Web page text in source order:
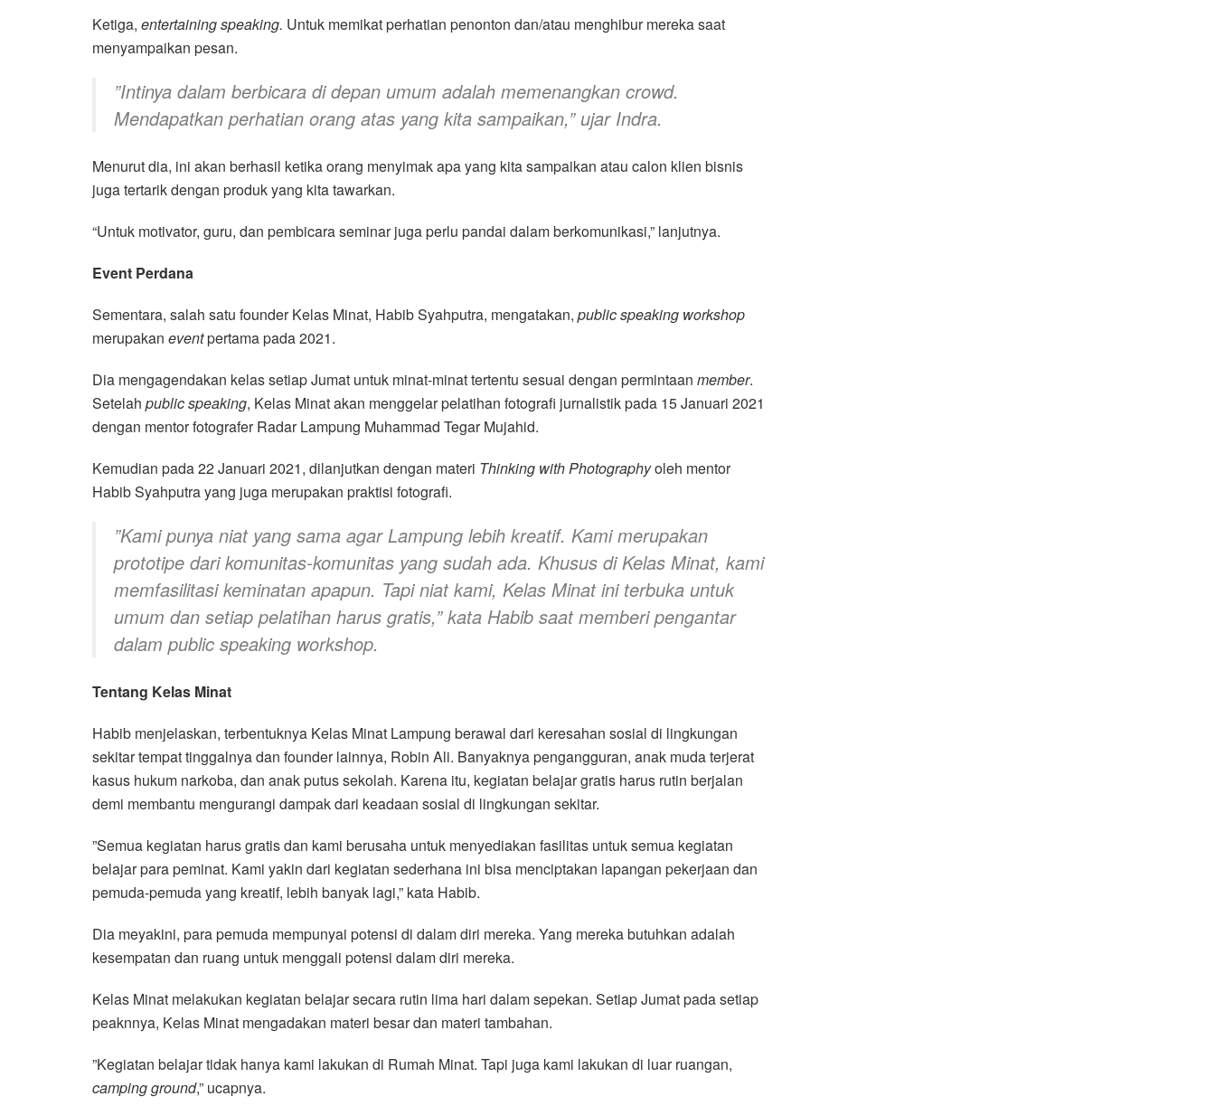
Ketiga, entertaining speaking. Untuk memikat perhatian penonton dan/atau menghibur mereka saat
menyampaikan pesan.
”Intinya dalam berbicara di depan umum adalah memenangkan crowd.
Mendapatkan perhatian orang atas yang kita sampaikan,” ujar Indra.
Menurut dia, ini akan berhasil ketika orang menyimak apa yang kita sampaikan atau calon klien bisnis
juga tertarik dengan produk yang kita tawarkan.
“Untuk motivator, guru, dan pembicara seminar juga perlu pandai dalam berkomunikasi,” lanjutnya.
Event Perdana
Sementara, salah satu founder Kelas Minat, Habib Syahputra, mengatakan, public speaking workshop
merupakan eventpertama pada 2021.
Dia mengagendakan kelas setiap Jumat untuk minat-minat tertentu sesuai dengan permintaan member.
Setelah public speaking, Kelas Minat akan menggelar pelatihan fotografi jurnalistik pada 15 Januari 2021
dengan mentor fotografer Radar Lampung Muhammad Tegar Mujahid.
Kemudian pada 22 Januari 2021, dilanjutkan dengan materi Thinking with Photographyoleh mentor
Habib Syahputra yang juga merupakan praktisi fotografi.
”Kami punya niat yang sama agar Lampung lebih kreatif. Kami merupakan
prototipe dari komunitas-komunitas yang sudah ada. Khusus di Kelas Minat, kami
memfasilitasi keminatan apapun. Tapi niat kami, Kelas Minat ini terbuka untuk
umum dan setiap pelatihan harus gratis,” kata Habib saat memberi pengantar
dalam public speaking workshop.
Tentang Kelas Minat
Habib menjelaskan, terbentuknya Kelas Minat Lampung berawal dari keresahan sosial di lingkungan
sekitar tempat tinggalnya dan founder lainnya, Robin Ali. Banyaknya pengangguran, anak muda terjerat
kasus hukum narkoba, dan anak putus sekolah. Karena itu, kegiatan belajar gratis harus rutin berjalan
demi membantu mengurangi dampak dari keadaan sosial di lingkungan sekitar.
”Semua kegiatan harus gratis dan kami berusaha untuk menyediakan fasilitas untuk semua kegiatan
belajar para peminat. Kami yakin dari kegiatan sederhana ini bisa menciptakan lapangan pekerjaan dan
pemuda-pemuda yang kreatif, lebih banyak lagi,” kata Habib.
Dia meyakini, para pemuda mempunyai potensi di dalam diri mereka. Yang mereka butuhkan adalah
kesempatan dan ruang untuk menggali potensi dalam diri mereka.
Kelas Minat melakukan kegiatan belajar secara rutin lima hari dalam sepekan. Setiap Jumat pada setiap
peaknnya, Kelas Minat mengadakan materi besar dan materi tambahan.
”Kegiatan belajar tidak hanya kami lakukan di Rumah Minat. Tapi juga kami lakukan di luar ruangan,
camping ground,” ucapnya.